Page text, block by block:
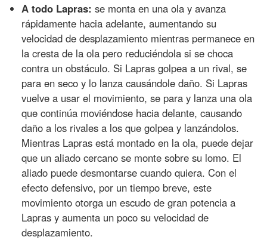
A todo Lapras: se monta en una ola y avanza
rápidamente hacia adelante, aumentando su
velocidad de desplazamiento mientras permanece en
la cresta de la ola pero reduciéndola si se choca
contra un obstáculo. Si Lapras golpea a un rival, se
para en seco y lo lanza causándole daño. Si Lapras
vuelve a usar el movimiento, se para y lanza una ola
que continúa moviéndose hacia delante, causando
daño a los rivales a los que golpea y lanzándolos.
Mientras Lapras está montado en la ola, puede dejar
que un aliado cercano se monte sobre su lomo. El
aliado puede desmontarse cuando quiera. Con el
efecto defensivo, por un tiempo breve, este
movimiento otorga un escudo de gran potencia a
Lapras y aumenta un poco su velocidad de
desplazamiento.